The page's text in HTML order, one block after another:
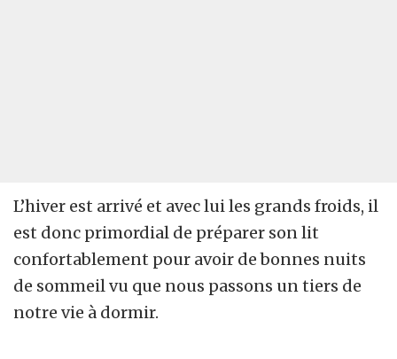
L’hiver est arrivé et avec lui les grands froids, il
est donc primordial de préparer son lit
confortablement pour avoir de bonnes nuits
de sommeil vu que nous passons un tiers de
notre vie à dormir.